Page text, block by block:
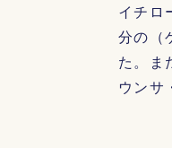
イチロ
分の（
た。ま
ウンサ